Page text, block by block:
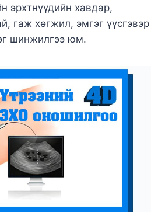
эрхтнүүдийн хавдар,
гаж хөгжил, эмгэг үүсгэвэр
шинжилгээ юм.